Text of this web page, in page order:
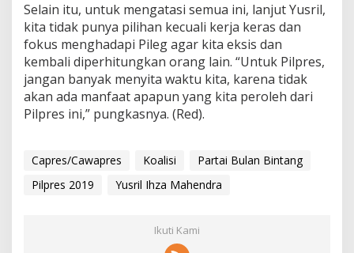
Selain itu, untuk mengatasi semua ini, lanjut Yusril,
kita tidak punya pilihan kecuali kerja keras dan
fokus menghadapi Pileg agar kita eksis dan
kembali diperhitungkan orang lain. “Untuk Pilpres,
jangan banyak menyita waktu kita, karena tidak
akan ada manfaat apapun yang kita peroleh dari
Pilpres ini,” pungkasnya. (Red).
Capres/Cawapres Koalisi
Partai Bulan Bintang
Pilpres 2019
Yusril Ihza Mahendra
Ikuti Kami